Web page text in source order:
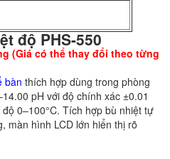
độ PHS-550
(Giá có thể thay đổi theo từng
bàn thích hợp dùng trong phòng
pH với độ chính xác ±0.01
0–100°C. Tích hợp bù nhiệt tự
màn hình LCD lớn hiển thị rõ